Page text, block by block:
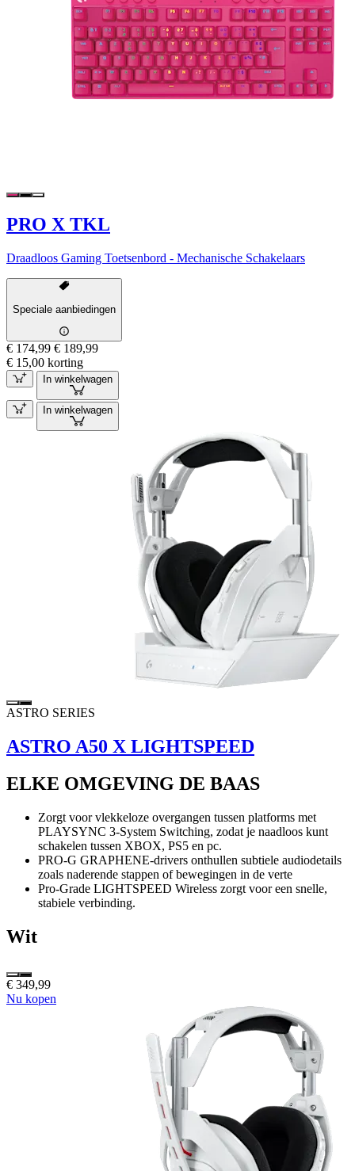
PRO X TKL
Draadloos Gaming Toetsenbord - Mechanische Schakelaars
Speciale aanbiedingen
€ 174,99 € 189,99
€ 15,00 korting
In winkelwagen
In winkelwagen
ASTRO SERIES
ASTRO A50 X LIGHTSPEED
ELKE OMGEVING DE BAAS
Zorgt voor vlekkeloze overgangen tussen platforms met
PLAYSYNC 3-System Switching, zodat je naadloos kunt
schakelen tussen XBOX, PS5 en pc.
PRO-G GRAPHENE-drivers onthullen subtiele audiodetails
zoals naderende stappen of bewegingen in de verte
Pro-Grade LIGHTSPEED Wireless zorgt voor een snelle,
stabiele verbinding.
Wit
€ 349,99
Nu kopen